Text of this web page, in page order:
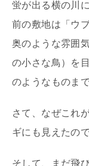
蛍が出る横の川
前の敷地は「ウ
奥のような雰囲
の小さな鳥）を
のようなものま
さて、なぜこれ
ギにも見えたの
そして、まだ飛